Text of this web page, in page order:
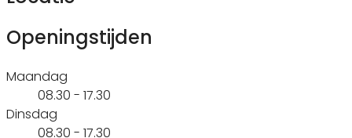
Openingstijden
Maandag
08.30 - 17.30
Dinsdag
08.30 - 17.30